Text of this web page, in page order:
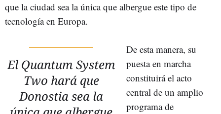
que la ciudad sea la única que albergue este tipo de
tecnología en Europa.
El Quantum System
Two hará que
Donostia sea la
De esta manera, su
puesta en marcha
constituirá el acto
central de un amplio
programa de